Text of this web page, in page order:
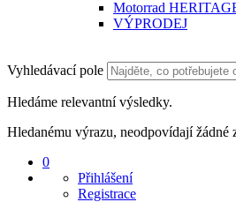
Motorrad
VÝPRODEJ
Vyhledávací pole
Hledáme relevantní výsledky.
Hledanému výrazu, neodpovídají žádné
0
Přihlášení
Registrace